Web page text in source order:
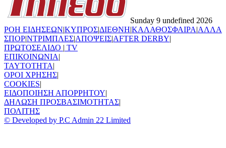
Sunday 9 undefined 2026
ΡΟΗ ΕΙΔΗΣΕΩΝ|ΚΥΠΡΟΣ|ΔΙΕΘΝΗ|ΚΑΛΑΘΟΣΦΑΙΡΑ|ΑΛΛΑ
ΣΠΟΡ|ΝΤΡΙΜΠΛΕΣ|ΑΠΟΨΕΙΣ|AFTER DERBY|
ΠΡΩΤΟΣΕΛΙΔΟ | TV
ΕΠΙΚΟΙΝΩΝΙΑ|
TAYTOTHTA|
ΟΡΟΙ ΧΡΗΣΗΣ|
COOKIES|
ΕΙΔΟΠΟΙΗΣΗ ΑΠΟΡΡΗΤΟΥ|
ΔΗΛΩΣΗ ΠΡΟΣΒΑΣΙΜΟΤΗΤΑΣ|
ΠΟΛΙΤΗΣ
© Developed by P.C Admin 22 Limited